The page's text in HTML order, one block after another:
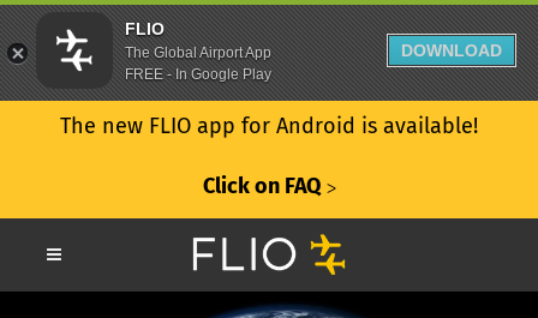
The new FLIO app for Android is available!
Click on FAQ ᐳ
FLIO
The Global Airport App
FREE - In Google Play
DOWNLOAD